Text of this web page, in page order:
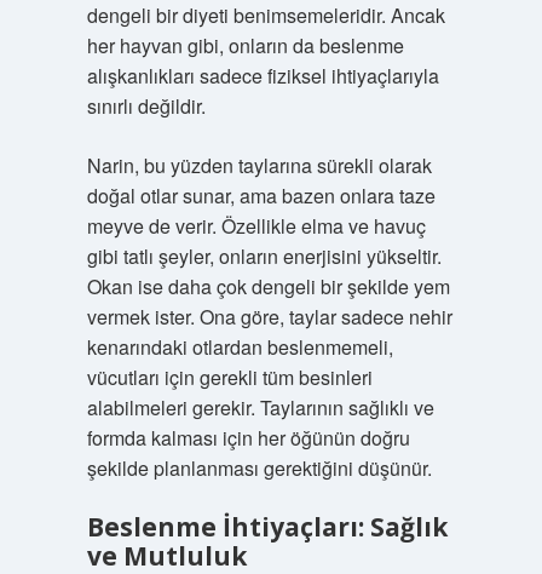
dengeli bir diyeti benimsemeleridir. Ancak
her hayvan gibi, onların da beslenme
alışkanlıkları sadece fiziksel ihtiyaçlarıyla
sınırlı değildir.
Narin, bu yüzden taylarına sürekli olarak
doğal otlar sunar, ama bazen onlara taze
meyve de verir. Özellikle elma ve havuç
gibi tatlı şeyler, onların enerjisini yükseltir.
Okan ise daha çok dengeli bir şekilde yem
vermek ister. Ona göre, taylar sadece nehir
kenarındaki otlardan beslenmemeli,
vücutları için gerekli tüm besinleri
alabilmeleri gerekir. Taylarının sağlıklı ve
formda kalması için her öğünün doğru
şekilde planlanması gerektiğini düşünür.
Beslenme İhtiyaçları: Sağlık
ve Mutluluk